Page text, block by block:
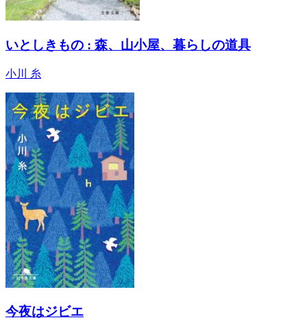
いとしきもの : 森、山小屋、暮らしの道具
小川 糸
今夜はジビエ